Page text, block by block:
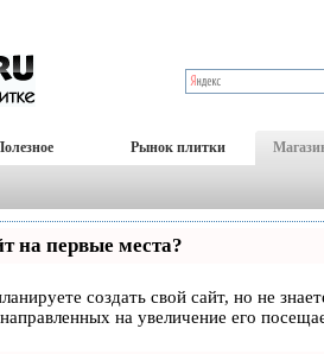
Рынок плитки
на первые места?
создать свой сайт, но не
на увеличение его